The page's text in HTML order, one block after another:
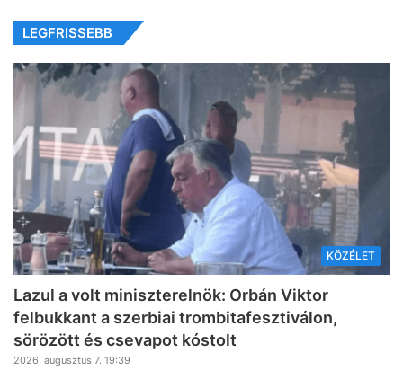
LEGFRISSEBB
KÖZÉLET
Lazul a volt miniszterelnök: Orbán Viktor
felbukkant a szerbiai trombitafesztiválon,
sörözött és csevapot kóstolt
2026, augusztus 7. 19:39